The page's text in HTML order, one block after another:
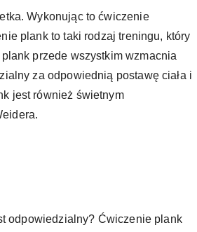
Wykonując to ćwiczenie
plank to taki rodzaj treningu, który
przede wszystkim wzmacnia
za odpowiednią postawę ciała i
jest również świetnym
odpowiedzialny? Ćwiczenie plank